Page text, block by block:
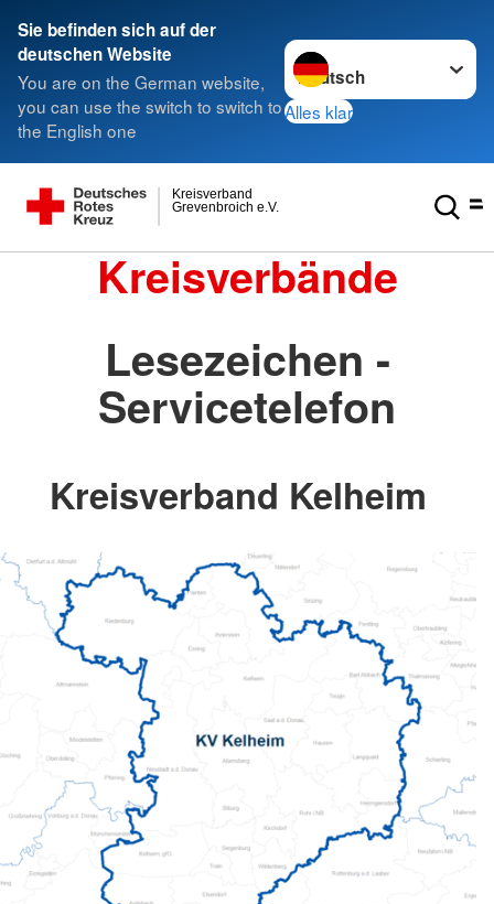
Sie befinden sich auf der
deutschen Website
You are on the German website,
you can use the switch to switch to
the English one
Sprache wechseln zu
Alles klar
Grevenbroich e.V.
Kreisverband
Kreisverbände
Lesezeichen -
Servicetelefon
Kreisverband Kelheim